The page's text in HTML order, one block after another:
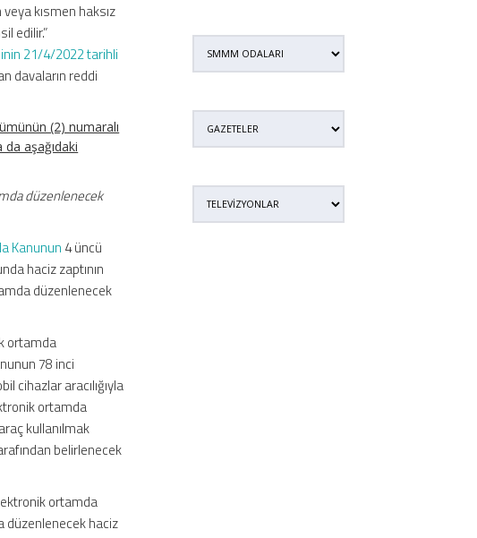
kısmen haksız
edilir.”
21/4/2022 tarihli
davaların reddi
(2) numaralı
aşağıdaki
düzenlenecek
Kanunun 4 üncü
haciz zaptının
düzenlenecek
ortamda
78 inci
cihazlar aracılığıyla
ortamda
kullanılmak
belirlenecek
ortamda
düzenlenecek haciz